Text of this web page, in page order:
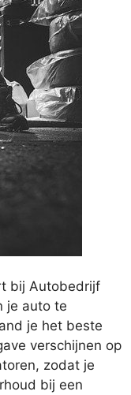
bij Autobedrijf
je auto te
je het beste
verschijnen op
zodat je
bij een